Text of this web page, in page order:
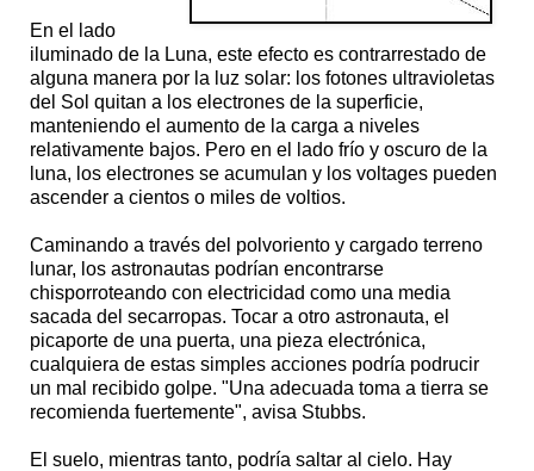
En el lado
iluminado de la Luna, este efecto es contrarrestado de
alguna manera por la luz solar: los fotones ultravioletas
del Sol quitan a los electrones de la superficie,
manteniendo el aumento de la carga a niveles
relativamente bajos. Pero en el lado frío y oscuro de la
luna, los electrones se acumulan y los voltages pueden
ascender a cientos o miles de voltios.
Caminando a través del polvoriento y cargado terreno
lunar, los astronautas podrían encontrarse
chisporroteando con electricidad como una media
sacada del secarropas. Tocar a otro astronauta, el
picaporte de una puerta, una pieza electrónica,
cualquiera de estas simples acciones podría podrucir
un mal recibido golpe. "Una adecuada toma a tierra se
recomienda fuertemente", avisa Stubbs.
El suelo, mientras tanto, podría saltar al cielo. Hay